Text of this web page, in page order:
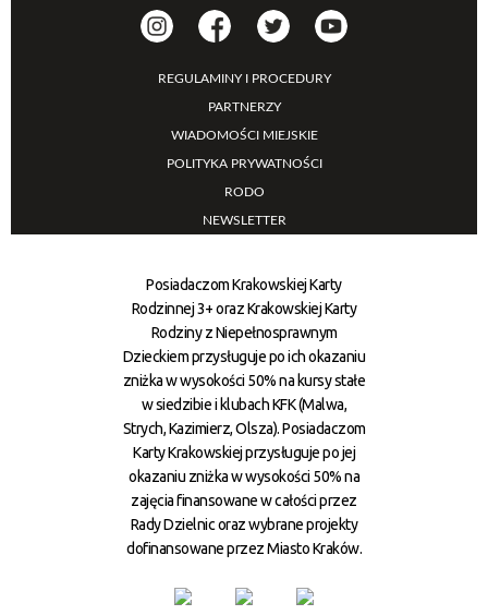
REGULAMINY I PROCEDURY
PARTNERZY
WIADOMOŚCI MIEJSKIE
POLITYKA PRYWATNOŚCI
RODO
NEWSLETTER
Posiadaczom Krakowskiej Karty
Rodzinnej 3+ oraz Krakowskiej Karty
Rodziny z Niepełnosprawnym
Dzieckiem przysługuje po ich okazaniu
zniżka w wysokości 50% na kursy stałe
w siedzibie i klubach KFK (Malwa,
Strych, Kazimierz, Olsza). Posiadaczom
Karty Krakowskiej przysługuje po jej
okazaniu zniżka w wysokości 50% na
zajęcia finansowane w całości przez
Rady Dzielnic oraz wybrane projekty
dofinansowane przez Miasto Kraków.